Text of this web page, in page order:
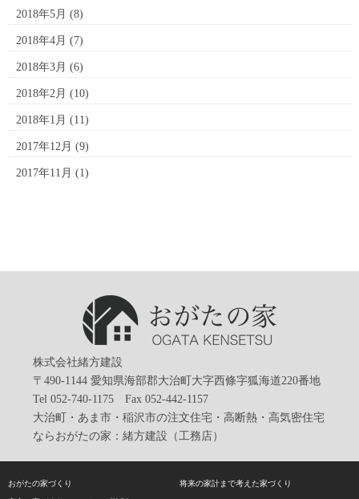
2018年5月 (8)
2018年4月 (7)
2018年3月 (6)
2018年2月 (10)
2018年1月 (11)
2017年12月 (9)
2017年11月 (1)
株式会社緒方建設
〒490-1144 愛知県海部郡大治町大字西條字狐海道220番地
Tel 052-740-1175 Fax 052-442-1157
大治町・あま市・稲沢市の注文住宅・高断熱・高気密住宅
ならおがたの家：緒方建設（工務店）
おがたの家づくり 将来の家計まで考えた家づくり